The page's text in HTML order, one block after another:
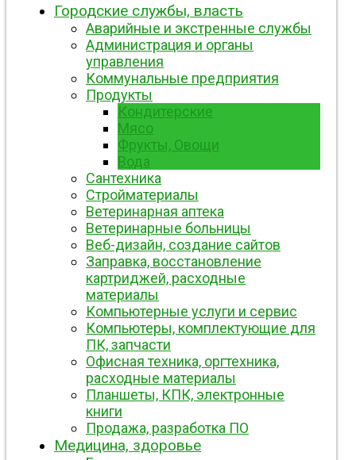
Городские службы, власть
Аварийные и экстренные службы
Администрация и органы
управления
Коммунальные предприятия
Продукты
Кондитерские
Мясо
Фрукты, Овощи
Вода
Сантехника
Стройматериалы
Ветеринарная аптека
Ветеринарные больницы
Веб-дизайн, создание сайтов
Заправка, восстановление
картриджей, расходные
материалы
Компьютерные услуги и сервис
Компьютеры, комплектующие для
ПК, запчасти
Офисная техника, оргтехника,
расходные материалы
Планшеты, КПК, электронные
книги
Продажа, разработка ПО
Медицина, здоровье